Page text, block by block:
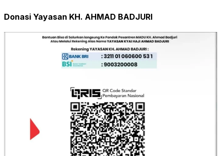
Donasi Yayasan KH. AHMAD BADJURI